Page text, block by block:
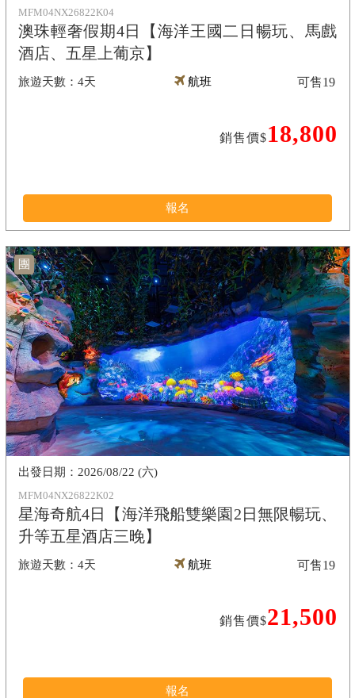
MFM04NX26822K04
澳珠輕奢假期4日【海洋王國二日暢玩、馬戲
酒店、五星上葡京】
4天 航班
銷售價$18,800
可售19
報名
團
MFM04NX26822K02
星海奇航4日【海洋飛船雙樂園2日無限暢玩、
升等五星酒店三晚】
4天
2026/08/22 (六)
航班
銷售價$21,500
可售19
報名